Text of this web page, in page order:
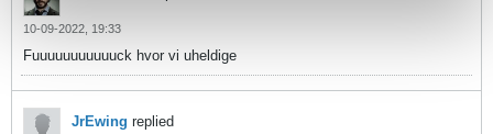
10-09-2022, 19:33
Fuuuuuuuuuuuck hvor vi uheldige
JrEwing replied